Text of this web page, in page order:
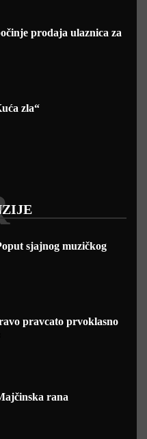
prodaja ulaznica za
zla“
sjajnog muzičkog
pravcato prvoklasno
rana